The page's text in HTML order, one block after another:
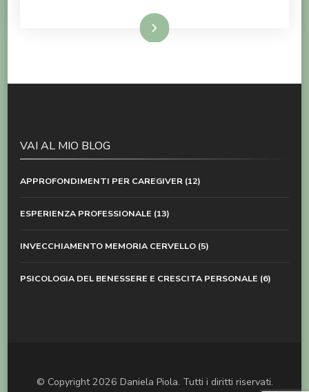
LEGGI TUTTO
VAI AL MIO BLOG
APPROFONDIMENTI PER CAREGIVER (12)
ESPERIENZA PROFESSIONALE (13)
INVECCHIAMENTO MEMORIA CERVELLO (5)
PSICOLOGIA DEL BENESSERE E CRESCITA PERSONALE (6)
© Copyright 2026 Daniela Piola. Tutti i diritti riservati.